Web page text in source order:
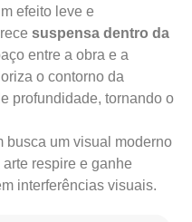
efeito leve e
suspensa dentro da
entre a obra e a
o contorno da
profundidade, tornando o
busca um visual moderno
respire e ganhe
interferências visuais.